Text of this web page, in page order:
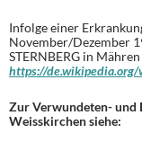
Infolge einer
November/Dezember
STERNBERG in
https://
Zur Verwundeten-
Weisskirchen siehe: